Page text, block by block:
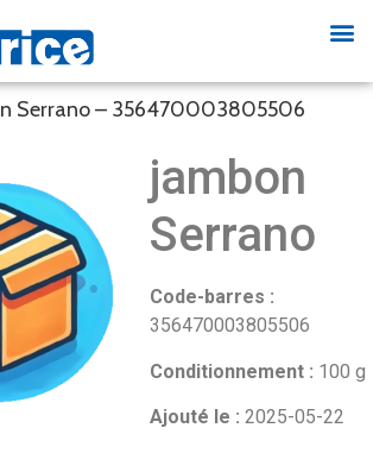
Serrano – 356470003805506
jambon
Serrano
Code-barres :
356470003805506
Conditionnement : 100 g
Ajouté le : 2025-05-22